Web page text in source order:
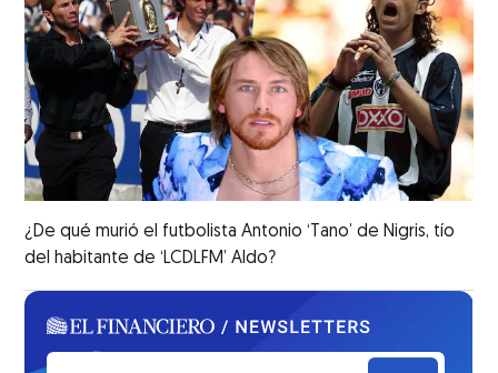
¿De qué murió el futbolista Antonio ‘Tano’ de Nigris, tío
del habitante de ‘LCDLFM’ Aldo?